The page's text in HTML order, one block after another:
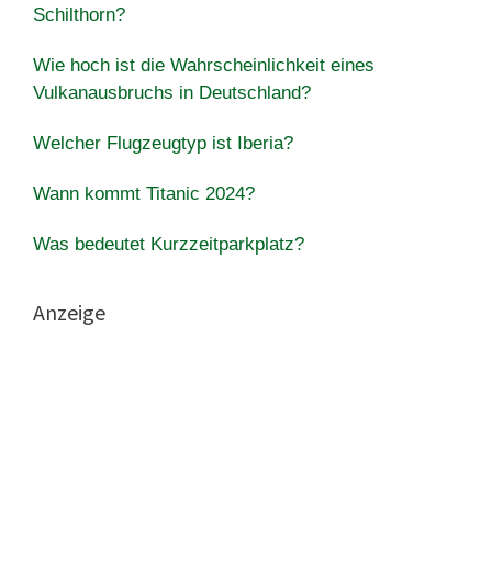
Schilthorn?
Wie hoch ist die Wahrscheinlichkeit eines
Vulkanausbruchs in Deutschland?
Welcher Flugzeugtyp ist Iberia?
Wann kommt Titanic 2024?
Was bedeutet Kurzzeitparkplatz?
Anzeige